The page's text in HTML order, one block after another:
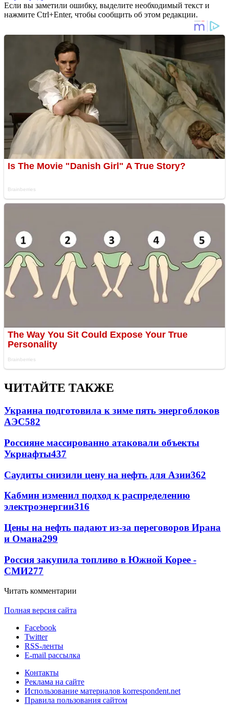
Если вы заметили ошибку, выделите необходимый текст и
нажмите Ctrl+Enter, чтобы сообщить об этом редакции.
ЧИТАЙТЕ ТАКЖЕ
Украина подготовила к зиме пять энергоблоков
АЭС582
Россияне массированно атаковали объекты
Укрнафты437
Саудиты снизили цену на нефть для Азии362
Кабмин изменил подход к распределению
электроэнергии316
Цены на нефть падают из-за переговоров Ирана
и Омана299
Россия закупила топливо в Южной Корее -
СМИ277
Читать комментарии
Полная версия сайта
Facebook
Twitter
RSS-ленты
E-mail рассылка
Контакты
Реклама на сайте
Использование материалов korrespondent.net
Правила пользования сайтом